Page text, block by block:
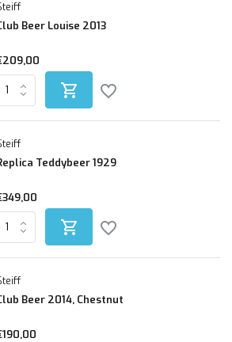
Beer Louise 2013
Teddybeer 1929
Beer 2014, Chestnut